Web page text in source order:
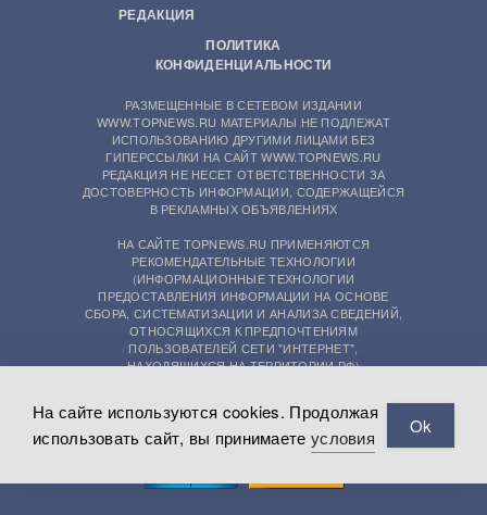
РЕДАКЦИЯ
ПОЛИТИКА
КОНФИДЕНЦИАЛЬНОСТИ
РАЗМЕЩЕННЫЕ В СЕТЕВОМ ИЗДАНИИ
WWW.TOPNEWS.RU МАТЕРИАЛЫ НЕ ПОДЛЕЖАТ
ИСПОЛЬЗОВАНИЮ ДРУГИМИ ЛИЦАМИ БЕЗ
ГИПЕРССЫЛКИ НА САЙТ WWW.TOPNEWS.RU
РЕДАКЦИЯ НЕ НЕСЕТ ОТВЕТСТВЕННОСТИ ЗА
ДОСТОВЕРНОСТЬ ИНФОРМАЦИИ, СОДЕРЖАЩЕЙСЯ
В РЕКЛАМНЫХ ОБЪЯВЛЕНИЯХ
НА САЙТЕ TOPNEWS.RU ПРИМЕНЯЮТСЯ
РЕКОМЕНДАТЕЛЬНЫЕ ТЕХНОЛОГИИ
(ИНФОРМАЦИОННЫЕ ТЕХНОЛОГИИ
ПРЕДОСТАВЛЕНИЯ ИНФОРМАЦИИ НА ОСНОВЕ
СБОРА, СИСТЕМАТИЗАЦИИ И АНАЛИЗА СВЕДЕНИЙ,
ОТНОСЯЩИХСЯ К ПРЕДПОЧТЕНИЯМ
ПОЛЬЗОВАТЕЛЕЙ СЕТИ "ИНТЕРНЕТ",
НАХОДЯЩИХСЯ НА ТЕРРИТОРИИ РФ)
На сайте используются cookies. Продолжая
использовать сайт, вы принимаете условия
Ok